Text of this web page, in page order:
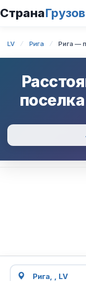
СтранаГрузов
LV Рига Рига —